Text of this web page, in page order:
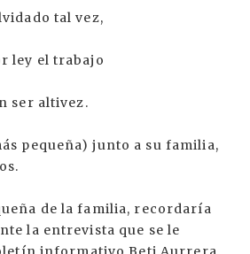
tal vez,
ley el trabajo
ser altivez.
pequeña) junto a su familia,
de la familia, recordaría
la entrevista que se le